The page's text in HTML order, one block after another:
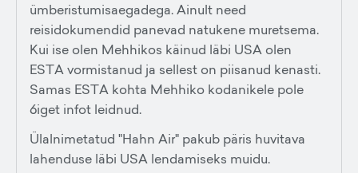
ümberistumisaegadega. Ainult need
reisidokumendid panevad natukene muretsema.
Kui ise olen Mehhikos käinud läbi USA olen
ESTA vormistanud ja sellest on piisanud kenasti.
Samas ESTA kohta Mehhiko kodanikele pole
6iget infot leidnud.
Ülalnimetatud "Hahn Air" pakub päris huvitava
lahenduse läbi USA lendamiseks muidu.